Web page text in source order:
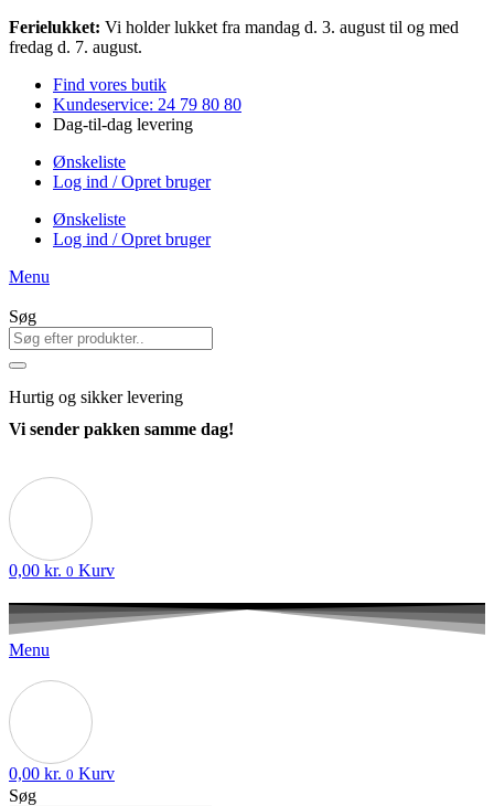
Videre
til
Ferielukket: Vi holder lukket fra mandag d. 3. august til og med
fredag d. 7. august.
Find vores butik
Kundeservice: 24 79 80 80
Dag-til-dag levering
Ønskeliste
Log ind / Opret bruger
Ønskeliste
Log ind / Opret bruger
Menu
Søg
Hurtig og sikker levering
Vi sender pakken samme dag!
0,00 kr. 0 Kurv
Menu
0,00 kr. 0 Kurv
Søg